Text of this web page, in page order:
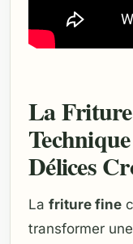
La
Délices
La friture fine
transformer